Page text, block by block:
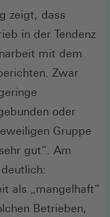
zeigt, dass
in der Tendenz
mit dem
Zwar
oder
Gruppe
gut“. Am
als „mangelhaft“
Betrieben,